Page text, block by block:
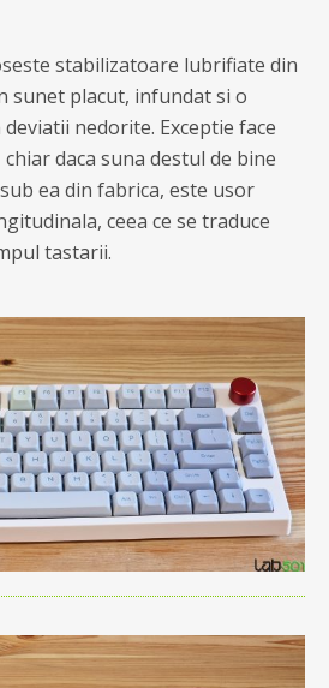
stabilizatoare lubrifiate din
sunet placut, infundat si o
nedorite. Exceptie face
daca suna destul de bine
ea din fabrica, este usor
ceea ce se traduce
tastarii.